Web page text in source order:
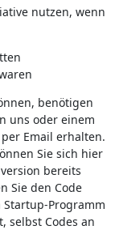
nutzen, wenn
benötigen
uns oder einem
Email erhalten.
Sie sich hier
bereits
Sie den Code
Programm
selbst Codes an